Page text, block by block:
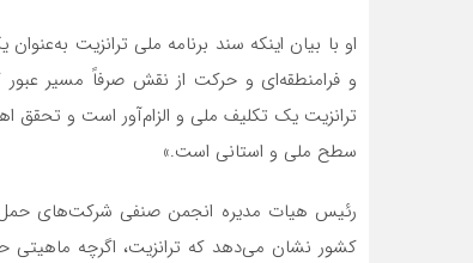
او با بیان اینکه سند برنامه ملی ترانزیت
و فرامنطقه‌ای و حرکت از نقش صرفاً مسیر
ترانزیت یک تکلیف ملی و الزام‌آور است و
سطح ملی و استانی است.»
رئیس هیات مدیره انجمن صنفی شرکت‌های
کشور نشان می‌دهد که ترانزیت، اگرچه